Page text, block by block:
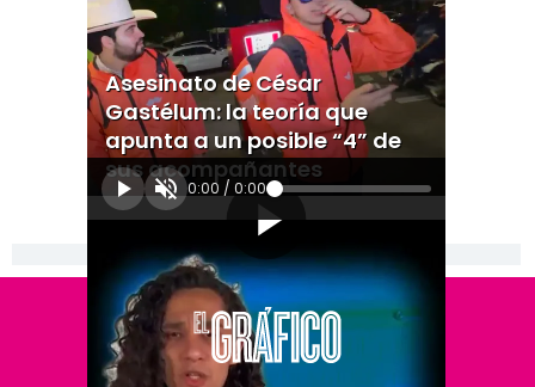
Asesinato de César
Gastélum: la teoría que
apunta a un posible “4” de
sus acompañantes
0:00 / 0:00
[Publicidad]